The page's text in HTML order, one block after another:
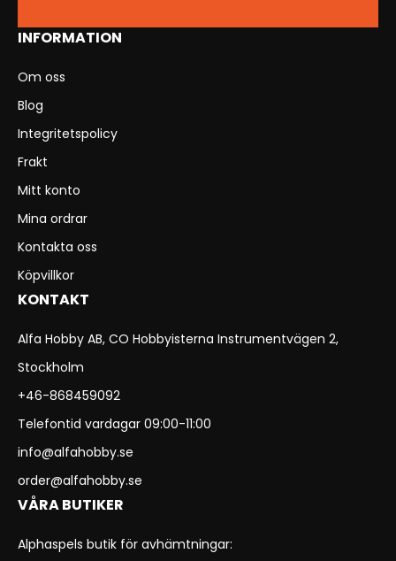
INFORMATION
Om oss
Blog
Integritetspolicy
Frakt
Mitt konto
Mina ordrar
Kontakta oss
Köpvillkor
KONTAKT
Alfa Hobby AB, CO Hobbyisterna Instrumentvägen 2,
Stockholm
+46-868459092
Telefontid vardagar 09:00-11:00
info@alfahobby.se
order@alfahobby.se
VÅRA BUTIKER
Alphaspels butik för avhämtningar: